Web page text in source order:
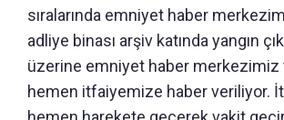
sıralarında emniyet haber
adliye binası arşiv katında yangın
üzerine emniyet haber merkezimiz
hemen itfaiyemize haber veriliyor.